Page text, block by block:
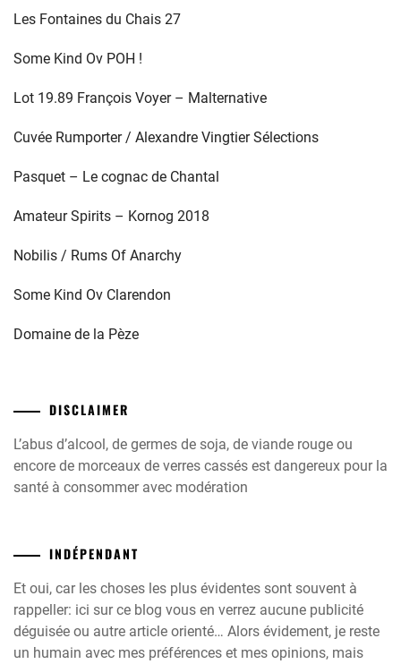
Les Fontaines du Chais 27
Some Kind Ov POH !
Lot 19.89 François Voyer – Malternative
Cuvée Rumporter / Alexandre Vingtier Sélections
Pasquet – Le cognac de Chantal
Amateur Spirits – Kornog 2018
Nobilis / Rums Of Anarchy
Some Kind Ov Clarendon
Domaine de la Pèze
DISCLAIMER
L’abus d’alcool, de germes de soja, de viande rouge ou
encore de morceaux de verres cassés est dangereux pour la
santé à consommer avec modération
INDÉPENDANT
Et oui, car les choses les plus évidentes sont souvent à
rappeller: ici sur ce blog vous en verrez aucune publicité
déguisée ou autre article orienté… Alors évidement, je reste
un humain avec mes préférences et mes opinions, mais